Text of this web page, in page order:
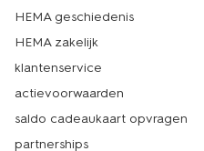
HEMA geschiedenis
HEMA zakelijk
klantenservice
actievoorwaarden
saldo cadeaukaart opvragen
partnerships